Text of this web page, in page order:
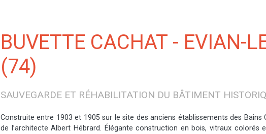
BUVETTE CACHAT - EVIAN-
(74)
SAUVEGARDE ET RÉHABILITATION DU BÂTIMENT
Construite entre 1903 et 1905 sur le site des anciens établissements des Bains
de l’architecte Albert Hébrard. Élégante construction en bois, vitraux colorés